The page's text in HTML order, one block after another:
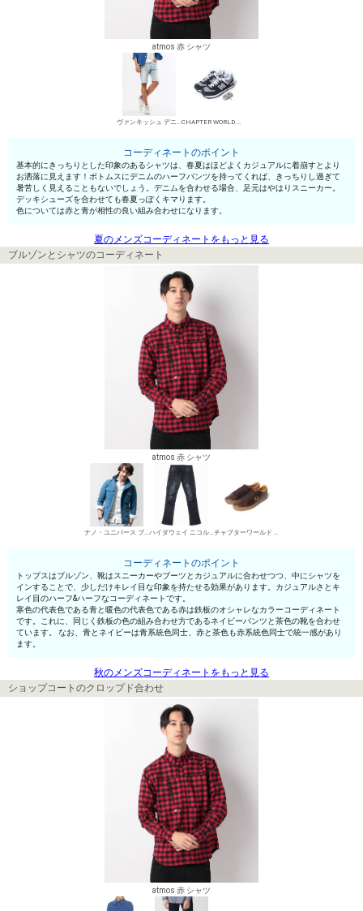
atmos 赤 シャツ
ヴァンキッシュ デニムパンツ・ジーンズ CHAPTER WORLD ローカットスニーカー
コーディネートのポイント
基本的にきっちりとした印象のあるシャツは、春夏はほどよくカジュアルに着崩すとより
お洒落に見えます！ボトムスにデニムのハーフパンツを持ってくれば、きっちりし過ぎて
暑苦しく見えることもないでしょう。デニムを合わせる場合、足元はやはりスニーカー。
デッキシューズを合わせても春夏っぽくキマります。
色については赤と青が相性の良い組み合わせになります。
夏のメンズコーディネートをもっと見る
ブルゾンとシャツのコーディネート
atmos 赤 シャツ
ナノ・ユニバース ブルゾン ハイダウェイ ニコル カーゴパンツ チャプターワールド ローカットスニーカー
コーディネートのポイント
トップスはブルゾン、靴はスニーカーやブーツとカジュアルに合わせつつ、中にシャツを
インすることで、少しだけキレイ目な印象を持たせる効果があります。カジュアルさとキ
レイ目のハーフ&ハーフなコーディネートです。
寒色の代表色である青と暖色の代表色である赤は鉄板のオシャレなカラーコーディネート
です。これに、同じく鉄板の色の組み合わせ方であるネイビーパンツと茶色の靴を合わせ
ています。 なお、青とネイビーは青系統色同士、赤と茶色も赤系統色同士で統一感があり
ます。
秋のメンズコーディネートをもっと見る
ショップコートのクロップド合わせ
atmos 赤 シャツ